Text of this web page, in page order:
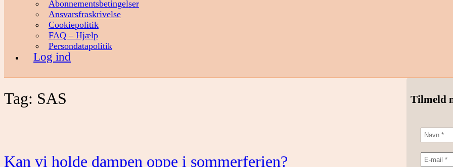
Abonnementsbetingelser
Ansvarsfraskrivelse
Cookiepolitik
FAQ – Hjælp
Persondatapolitik
Log ind
Tag: SAS
Kan vi holde dampen oppe i sommerferien?
Tilmeld